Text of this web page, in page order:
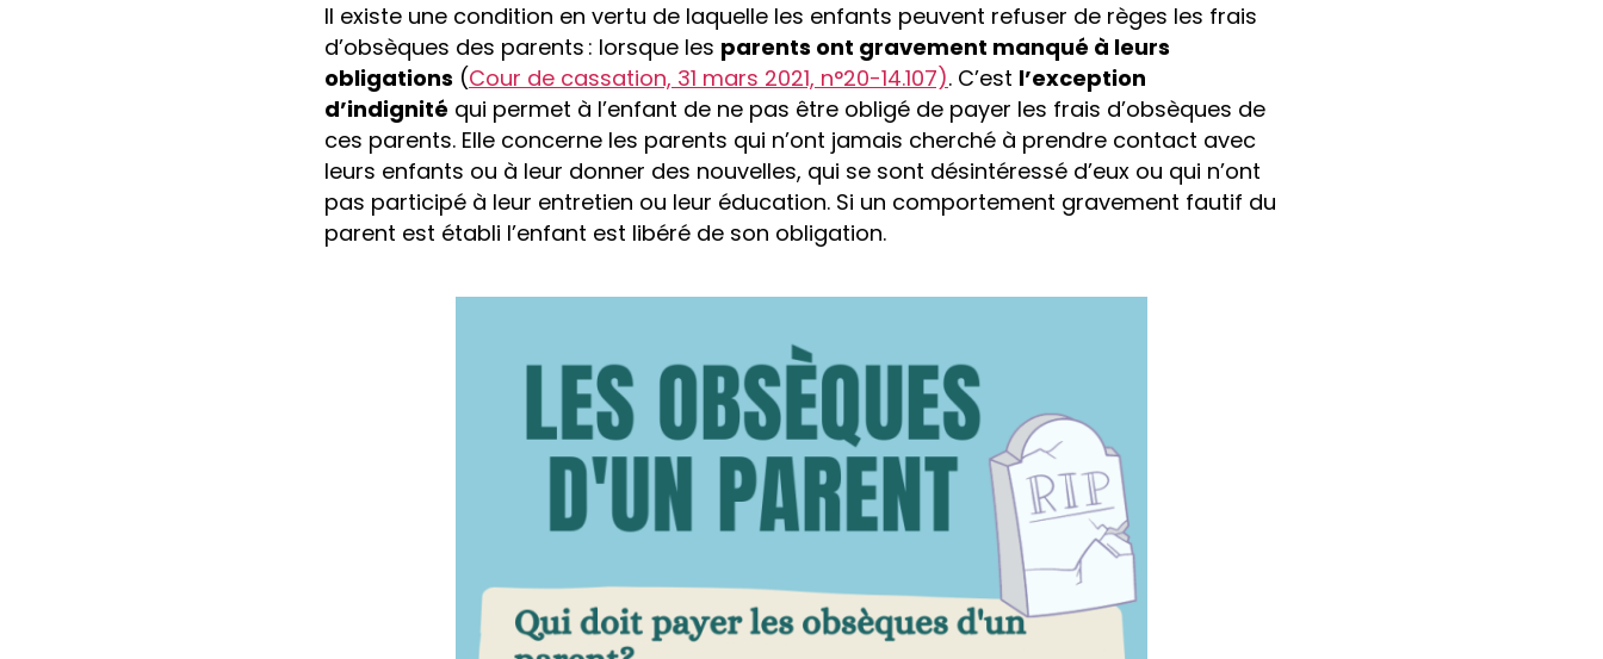
Il existe une condition en vertu de laquelle les enfants peuvent refuser de règes les frais
d’obsèques des parents : lorsque les parents ont gravement manqué à leurs
obligations (Cour de cassation, 31 mars 2021, n°20-14.107). C’est l’exception
d’indignité qui permet à l’enfant de ne pas être obligé de payer les frais d’obsèques de
ces parents. Elle concerne les parents qui n’ont jamais cherché à prendre contact avec
leurs enfants ou à leur donner des nouvelles, qui se sont désintéressé d’eux ou qui n’ont
pas participé à leur entretien ou leur éducation. Si un comportement gravement fautif du
parent est établi l’enfant est libéré de son obligation.